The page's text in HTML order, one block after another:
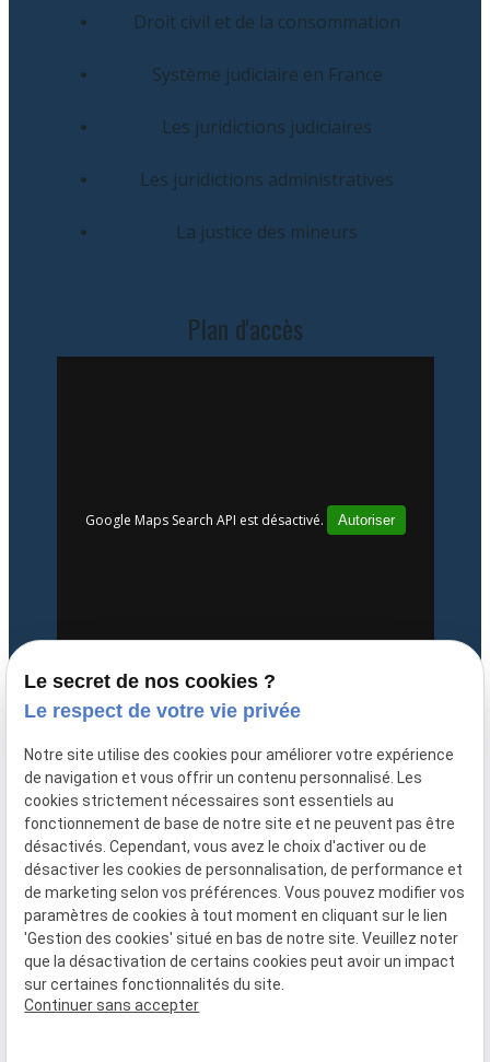
Plan d'accès
Google Maps Search API est désactivé. Autoriser
Droit civil et de la consommation
Système judiciaire en France
Les juridictions judiciaires
Les juridictions administratives
La justice des mineurs
Mentions légales
Politique de
confidentialité
Plan
du site
Gestion des cookies
expand_less
Suivez-nous
Le secret de nos cookies ?
Le respect de votre vie privée
Notre site utilise des cookies pour améliorer votre expérience
de navigation et vous offrir un contenu personnalisé. Les
cookies strictement nécessaires sont essentiels au
fonctionnement de base de notre site et ne peuvent pas être
désactivés. Cependant, vous avez le choix d'activer ou de
désactiver les cookies de personnalisation, de performance et
de marketing selon vos préférences. Vous pouvez modifier vos
paramètres de cookies à tout moment en cliquant sur le lien
'Gestion des cookies' situé en bas de notre site. Veuillez noter
que la désactivation de certains cookies peut avoir un impact
sur certaines fonctionnalités du site.
Continuer sans accepter